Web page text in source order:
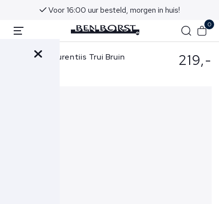
Voor 16:00 uur besteld, morgen in huis!
0
Filippo de Laurentiis Trui Bruin 219,-